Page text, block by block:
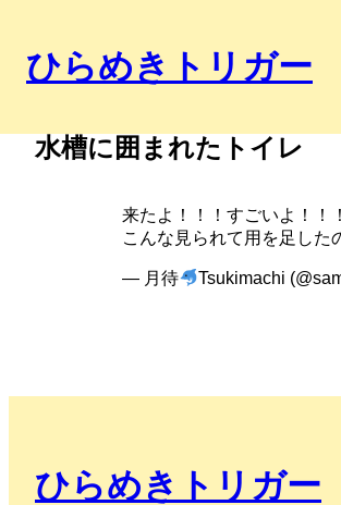
ひらめきトリガー
水槽に囲まれたトイレ
来たよ！！！すごいよ！！！
こんな見られて用を足した
— 月待 Tsukimachi
ひらめきトリガー